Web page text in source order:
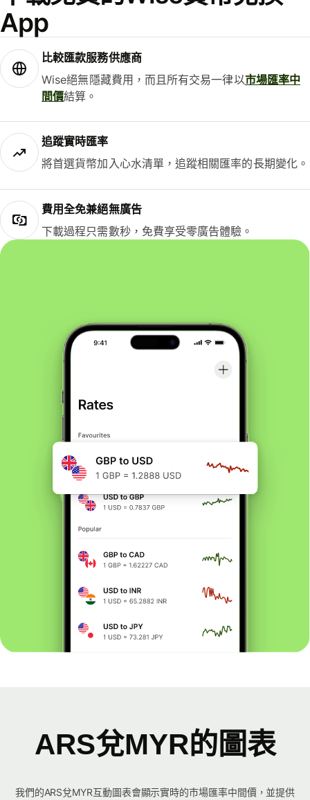
App
比較匯款服務供應商
Wise絕無隱藏費用，而且所有交易一律以市場匯率中
間價結算。
追蹤實時匯率
將首選貨幣加入心水清單，追蹤相關匯率的長期變化。
費用全免兼絕無廣告
下載過程只需數秒，免費享受零廣告體驗。
ARS兌MYR的圖表
我們的ARS兌MYR互動圖表會顯示實時的市場匯率中間價，並提供